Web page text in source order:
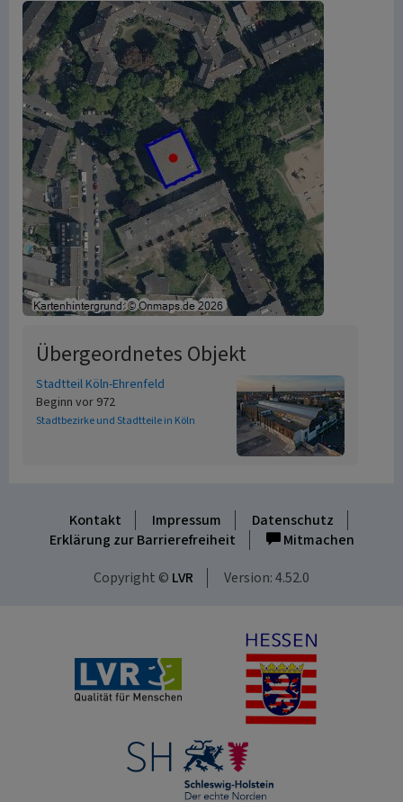
Übergeordnetes Objekt
Stadtteil Köln-Ehrenfeld
Beginn vor 972
Stadtbezirke und Stadtteile in Köln
Kontakt Impressum
Datenschutz
Erklärung zur Barrierefreiheit
Mitmachen
Copyright © LVR Version: 4.52.0